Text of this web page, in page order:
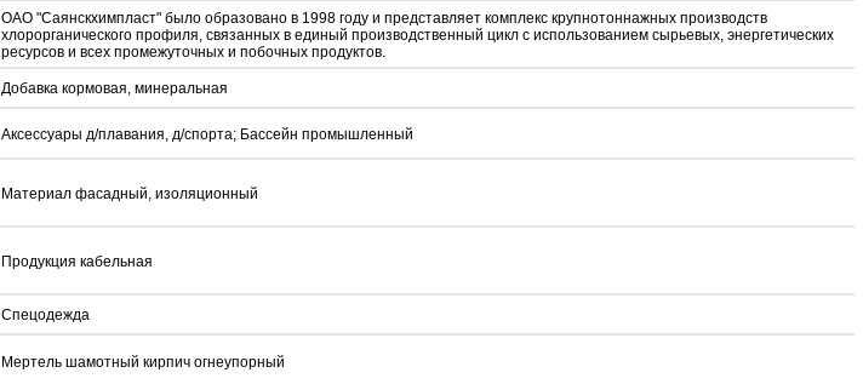
ОАО "Саянскхимпласт" было образовано в 1998 году и представляет комплекс крупнотоннажных производств
хлорорганического профиля, связанных в единый производственный цикл с использованием сырьевых, энергетических
ресурсов и всех промежуточных и побочных продуктов.
Добавка кормовая, минеральная
Аксессуары д/плавания, д/спорта; Бассейн промышленный
Материал фасадный, изоляционный
Продукция кабельная
Спецодежда
Мертель шамотный кирпич огнеупорный